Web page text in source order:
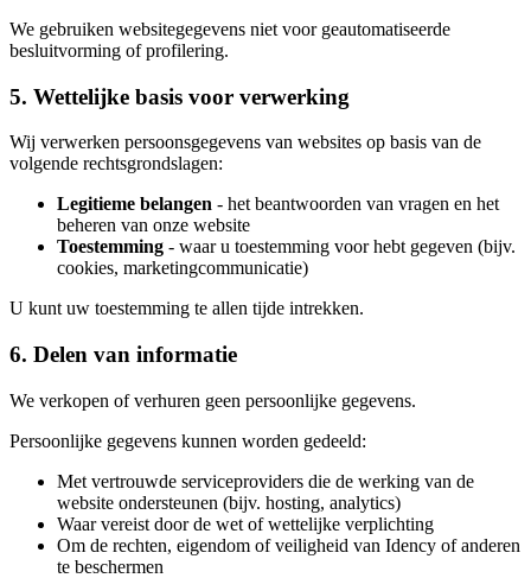
We gebruiken websitegegevens niet voor geautomatiseerde
besluitvorming of profilering.
5. Wettelijke basis voor verwerking
Wij verwerken persoonsgegevens van websites op basis van de
volgende rechtsgrondslagen:
Legitieme belangen - het beantwoorden van vragen en het
beheren van onze website
Toestemming - waar u toestemming voor hebt gegeven (bijv.
cookies, marketingcommunicatie)
U kunt uw toestemming te allen tijde intrekken.
6. Delen van informatie
We verkopen of verhuren geen persoonlijke gegevens.
Persoonlijke gegevens kunnen worden gedeeld:
Met vertrouwde serviceproviders die de werking van de
website ondersteunen (bijv. hosting, analytics)
Waar vereist door de wet of wettelijke verplichting
Om de rechten, eigendom of veiligheid van Idency of anderen
te beschermen